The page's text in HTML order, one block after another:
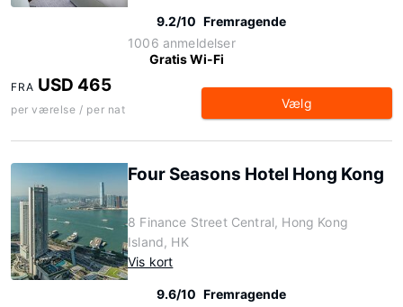
9.2/10 Fremragende
1006 anmeldelser
Gratis Wi-Fi
FRA USD 465
per værelse / per nat Vælg
Four Seasons Hotel Hong Kong
8 Finance Street Central, Hong Kong
Island, HK
Vis kort
9.6/10 Fremragende